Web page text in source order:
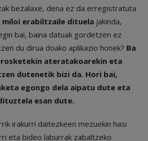
bezalaxe, dena ez da erregistratuta
miloi erabiltzaile dituela jakinda,
bai, baina datuak gordetzen ez
du dirua doako aplikazio honek? Ba
ateratakoarekin eta
dutenetik bizi da. Hori bai,
egongo dela aipatu dute eta
esan dute.
irakurri daitezkeen mezuekin hasi
eta bideo laburrak zabaltzeko